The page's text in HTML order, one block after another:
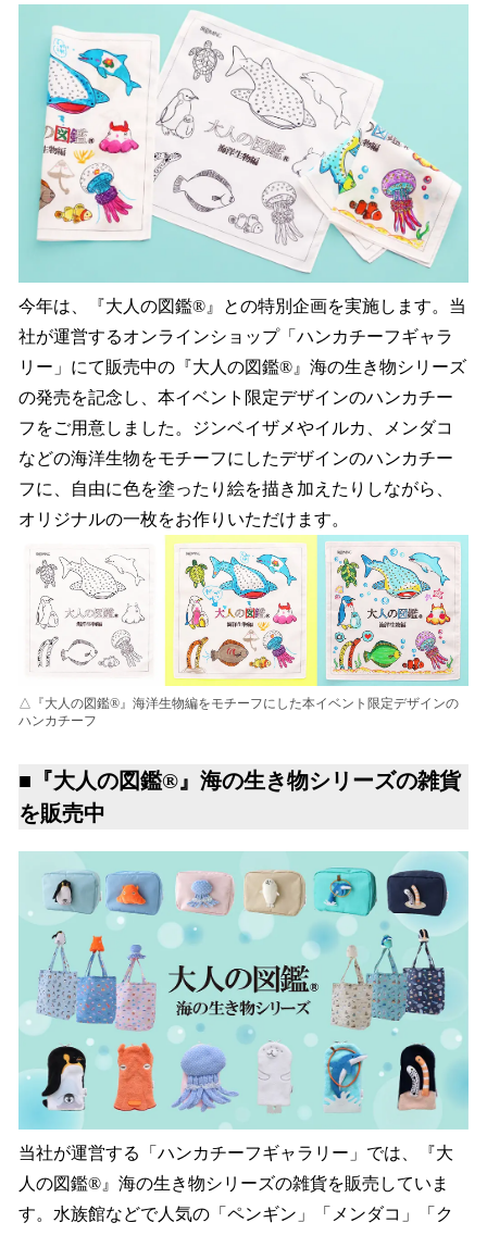
今年は、『大人の図鑑®︎』との特別企画を実施します。当
社が運営するオンラインショップ「ハンカチーフギャラ
リー」にて販売中の『大人の図鑑®︎』海の生き物シリーズ
の発売を記念し、本イベント限定デザインのハンカチー
フをご用意しました。ジンベイザメやイルカ、メンダコ
などの海洋生物をモチーフにしたデザインのハンカチー
フに、自由に色を塗ったり絵を描き加えたりしながら、
オリジナルの一枚をお作りいただけます。
△『大人の図鑑®︎』海洋生物編をモチーフにした本イベント限定デザインの
ハンカチーフ
■『大人の図鑑®︎』海の生き物シリーズの雑貨
を販売中
当社が運営する「ハンカチーフギャラリー」では、『大
人の図鑑®︎』海の生き物シリーズの雑貨を販売していま
す。水族館などで人気の「ペンギン」「メンダコ」「ク